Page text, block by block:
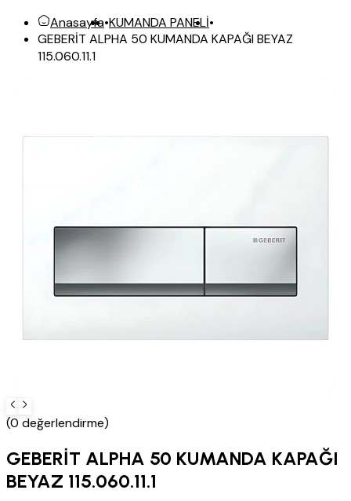
Anasayfa•KUMANDA PANELİ•
GEBERİT ALPHA 50 KUMANDA KAPAĞI BEYAZ
115.060.11.1
(0 değerlendirme)
GEBERİT ALPHA 50 KUMANDA KAPAĞI
BEYAZ 115.060.11.1